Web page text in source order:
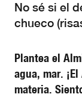
No sé si el
chueco
Plantea el
agua, mar.
materia.